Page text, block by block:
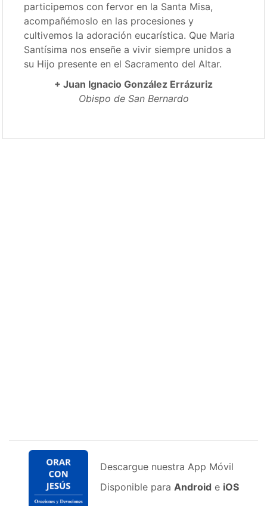
participemos con fervor en la Santa Misa,
acompañémoslo en las procesiones y
cultivemos la adoración eucarística. Que Maria
Santísima nos enseñe a vivir siempre unidos a
su Hijo presente en el Sacramento del Altar.
+ Juan Ignacio González Errázuriz
Obispo de San Bernardo
Descargue nuestra App Móvil
Disponible para Android e iOS